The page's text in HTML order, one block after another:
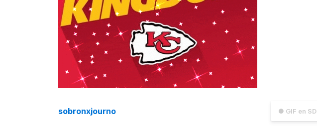
● GIF en SD
sobronxjourno